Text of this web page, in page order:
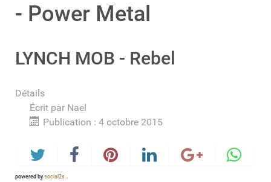
- Power Metal
LYNCH MOB - Rebel
Détails
Écrit par Nael
Publication : 4 octobre 2015
powered by social2s